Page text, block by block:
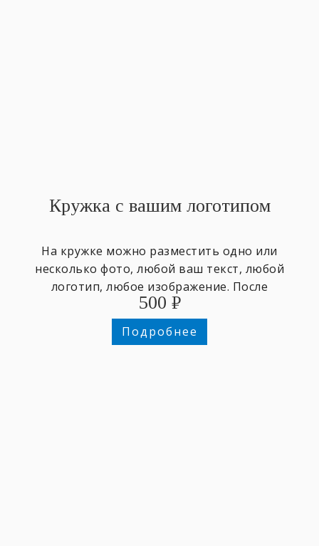
Кружка с вашим логотипом
На кружке можно разместить одно или
несколько фото, любой ваш текст, любой
логотип, любое изображение. После
оформления заказа отправьте изображения
на почту info@makurino.ru , укажите в теме
письма номер вашего заказа. После
500 ₽
Подробнее